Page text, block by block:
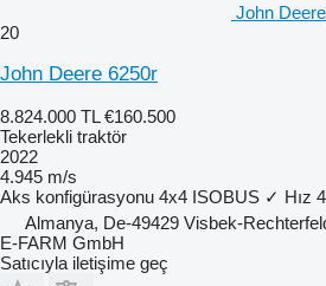
John
20
John Deere 6250r
8.824.000 TL €160.500
Tekerlekli traktör
2022
4.945 m/s
Aks konfigürasyonu 4x4 ISOBUS ✓ Hız
Almanya, De-49429 Visbek-
E-FARM GmbH
Satıcıyla iletişime geç